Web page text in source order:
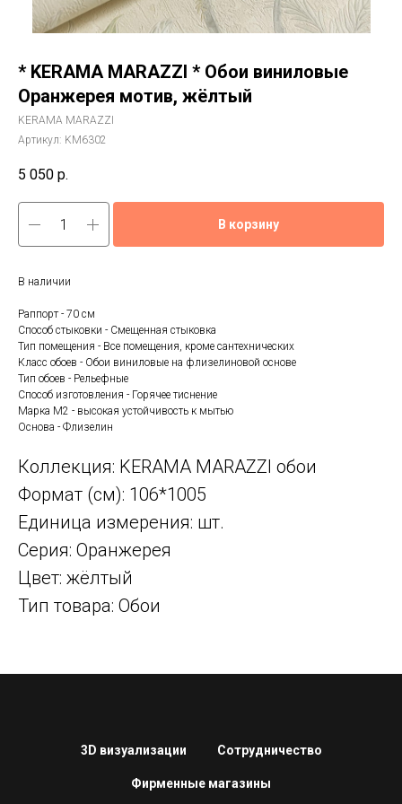
* KERAMA MARAZZI * Обои виниловые
Оранжерея мотив, жёлтый
KERAMA MARAZZI
Артикул: KM6302
5 050 р.
В корзину
В наличии
Раппорт - 70 см
Способ стыковки - Смещенная стыковка
Тип помещения - Все помещения, кроме сантехнических
Класс обоев - Обои виниловые на флизелиновой основе
Тип обоев - Рельефные
Способ изготовления - Горячее тиснение
Марка М2 - высокая устойчивость к мытью
Основа - Флизелин
Коллекция: KERAMA MARAZZI обои
Формат (см): 106*1005
Единица измерения: шт.
Серия: Оранжерея
Цвет: жёлтый
Тип товара: Обои
3D визуализации Сотрудничество
Фирменные магазины